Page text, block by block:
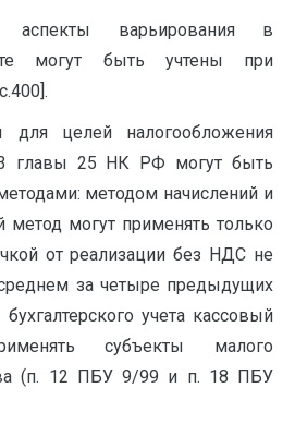
варьирования в
могут быть учтены при
целей налогообложения
главы 25 НК РФ могут быть
методом начислений и
могут применять только
от реализации без НДС не
за четыре предыдущих
учета кассовый
субъекты малого
(п. 12 ПБУ 9/99 и п. 18 ПБУ